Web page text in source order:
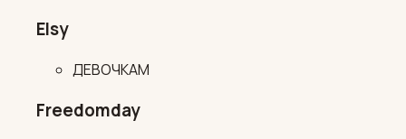
Elsy
ДЕВОЧКАМ
Freedomday